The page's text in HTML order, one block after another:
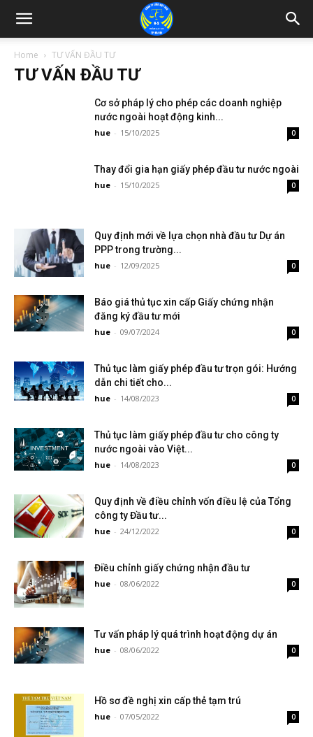
Home TƯ VẤN ĐẦU TƯ
TƯ VẤN ĐẦU TƯ
Cơ sở pháp lý cho phép các doanh nghiệp
nước ngoài hoạt động kinh...
hue - 15/10/2025 0
Thay đổi gia hạn giấy phép đầu tư nước ngoài
hue - 15/10/2025 0
Quy định mới về lựa chọn nhà đầu tư Dự án
PPP trong trường...
hue - 12/09/2025 0
Báo giá thủ tục xin cấp Giấy chứng nhận
đăng ký đầu tư mới
hue - 09/07/2024 0
Thủ tục làm giấy phép đầu tư trọn gói: Hướng
dẫn chi tiết cho...
hue - 14/08/2023 0
Thủ tục làm giấy phép đầu tư cho công ty
nước ngoài vào Việt...
hue - 14/08/2023 0
Quy định về điều chỉnh vốn điều lệ của Tổng
công ty Đầu tư...
hue - 24/12/2022 0
Điều chỉnh giấy chứng nhận đầu tư
hue - 08/06/2022 0
Tư vấn pháp lý quá trình hoạt động dự án
hue - 08/06/2022 0
Hồ sơ đề nghị xin cấp thẻ tạm trú
hue - 07/05/2022 0